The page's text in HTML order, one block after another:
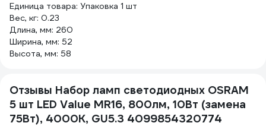
Единица товара: Упаковка 1 шт
Вес, кг: 0.23
Длина, мм: 260
Ширина, мм: 52
Высота, мм: 58
Отзывы Набор ламп светодиодных OSRAM
5 шт LED Value MR16, 800лм, 10Вт (замена
75Вт), 4000К, GU5.3 4099854320774